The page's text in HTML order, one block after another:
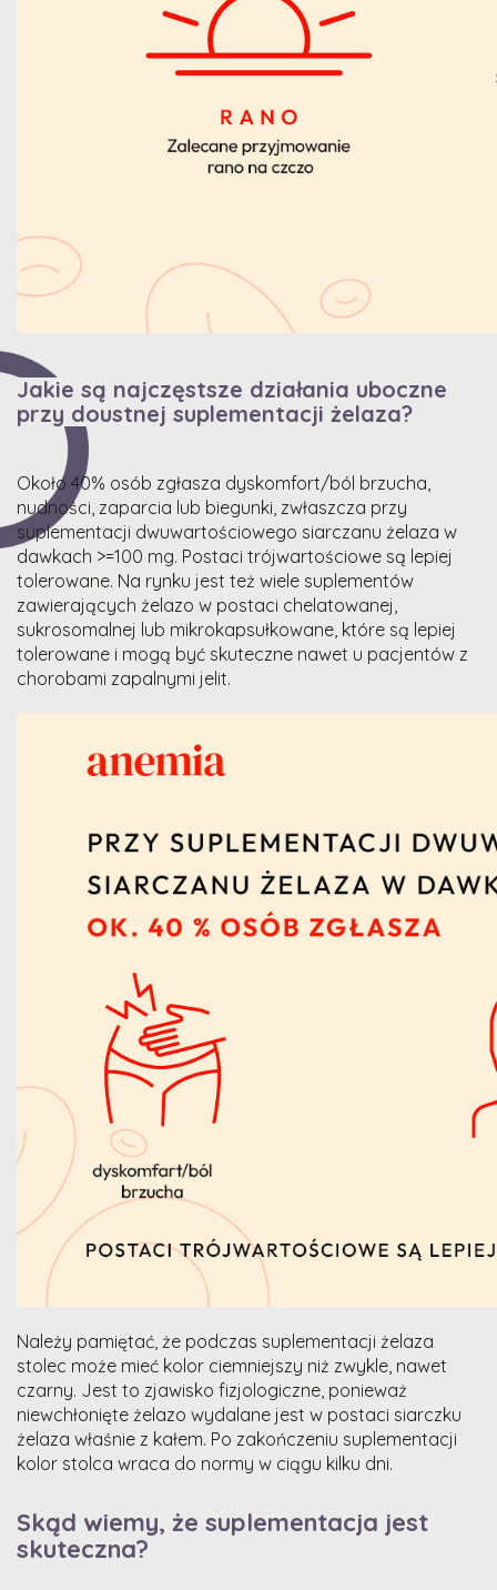
Jakie są najczęstsze działania uboczne
przy doustnej suplementacji żelaza?
Około 40% osób zgłasza dyskomfort/ból brzucha,
nudności, zaparcia lub biegunki, zwłaszcza przy
suplementacji dwuwartościowego siarczanu żelaza w
dawkach >=100 mg. Postaci trójwartościowe są lepiej
tolerowane. Na rynku jest też wiele suplementów
zawierających żelazo w postaci chelatowanej,
sukrosomalnej lub mikrokapsułkowane, które są lepiej
tolerowane i mogą być skuteczne nawet u pacjentów z
chorobami zapalnymi jelit.
Należy pamiętać, że podczas suplementacji żelaza
stolec może mieć kolor ciemniejszy niż zwykle, nawet
czarny. Jest to zjawisko fizjologiczne, ponieważ
niewchłonięte żelazo wydalane jest w postaci siarczku
żelaza właśnie z kałem. Po zakończeniu suplementacji
kolor stolca wraca do normy w ciągu kilku dni.
Skąd wiemy, że suplementacja jest
skuteczna?